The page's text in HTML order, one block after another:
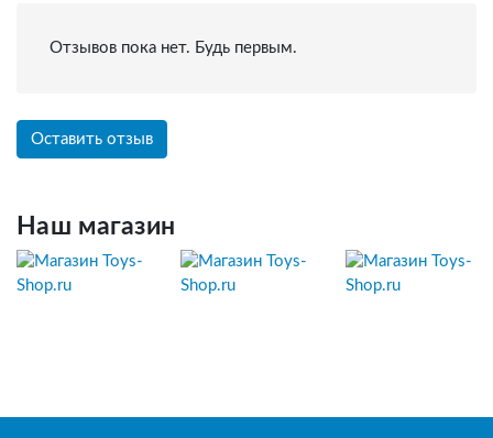
Отзывов пока нет. Будь первым.
Оставить отзыв
Наш магазин